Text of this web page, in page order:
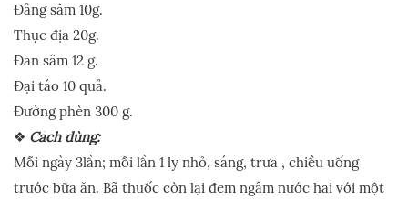
Đảng sâm 10g.
Thục địa 20g.
Đan sâm 12 g.
Đại táo 10 quả.
Đường phèn 300 g.
❖ Cách dùng:
Mỗi ngày 3lần; mỗi lần 1 ly nhỏ, sáng, trưa , chiều uống
trước bữa ăn. Bã thuốc còn lại đem ngâm nước hai với một